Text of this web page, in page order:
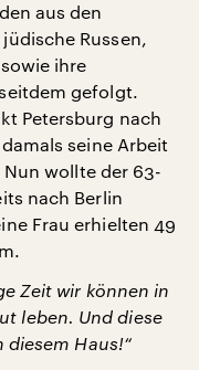
aus den
Russen,
ihre
gefolgt.
Petersburg nach
seine Arbeit
wollte der 63-
nach Berlin
Frau erhielten 49
Zeit wir können in
leben. Und diese
diesem Haus!“